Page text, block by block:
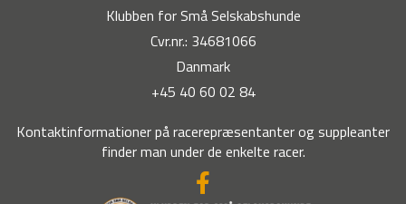
Kvisselholtvej 4
Ølstrupvej 43, Ølstrup
6950 Ringkøbing
Klubben for Små Selskabshunde
Cvr.nr.: 34681066
Danmark
+45 40 60 02 84
Kontaktinformationer på racerepræsentanter og suppleanter
finder man under de enkelte racer.